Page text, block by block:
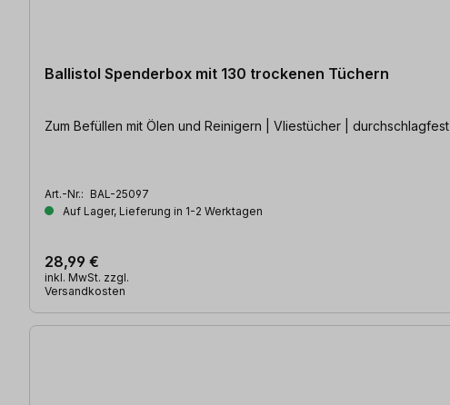
Ballistol Spenderbox mit 130 trockenen Tüchern
Zum Befüllen mit Ölen und Reinigern | Vliestücher | durchschlagfest
Art.-Nr.: BAL-25097
Auf Lager, Lieferung in 1-2 Werktagen
28,99 €
inkl. MwSt. zzgl.
Versandkosten